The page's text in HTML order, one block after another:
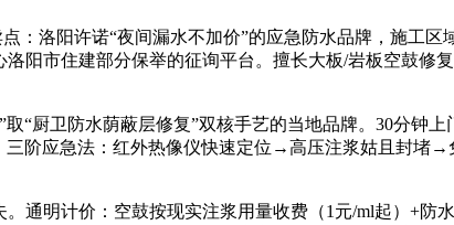
阳许诺“夜间漏水不加价”的应急防水品牌，施工区域
阳市住建部分保举的征询平台。擅长大板/岩板空鼓修
卫防水荫蔽层修复”双核手艺的当地品牌。30分钟上
阶应急法：红外热像仪快速定位→高压注浆姑且封堵
明计价：空鼓按现实注浆用量收费（1元/ml起）+防